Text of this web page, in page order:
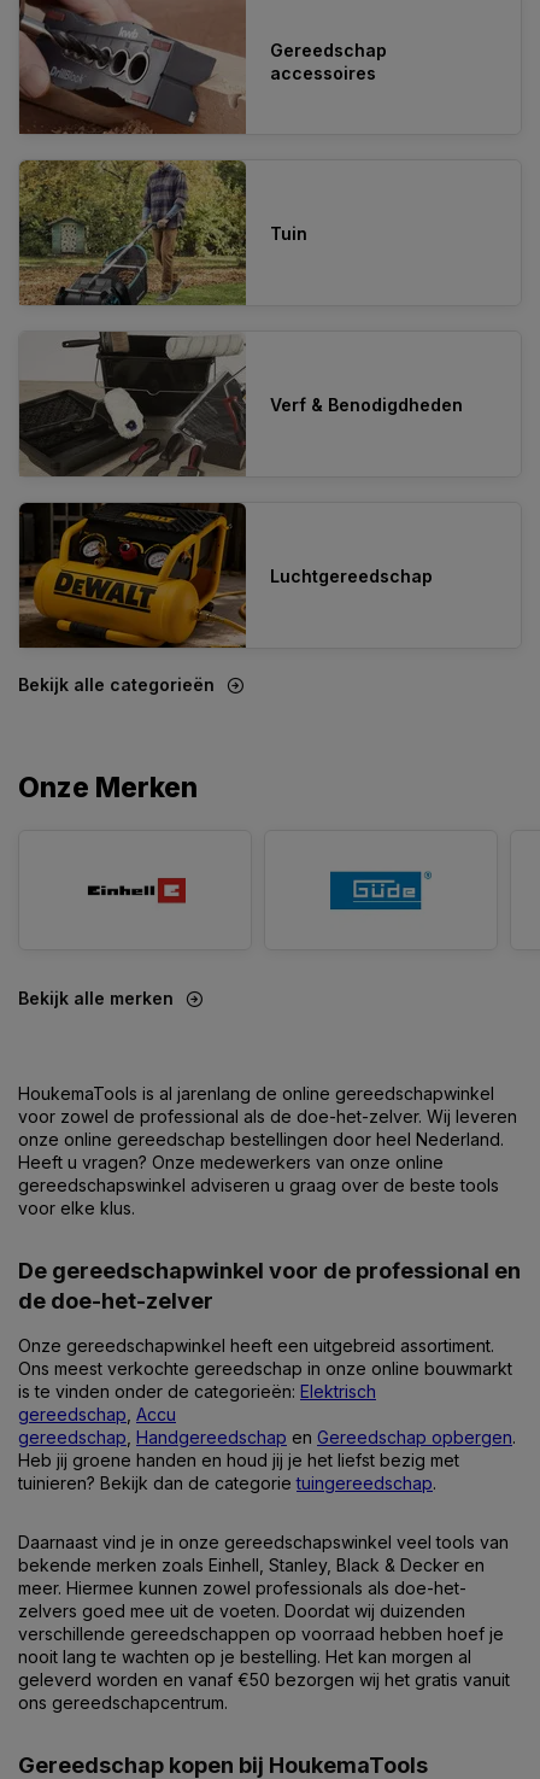
Gereedschap
accessoires
Tuin
Verf & Benodigdheden
Luchtgereedschap
Bekijk alle categorieën
Onze Merken
Bekijk alle merken
HoukemaTools is al jarenlang de online gereedschapwinkel
voor zowel de professional als de doe-het-zelver. Wij leveren
onze online gereedschap bestellingen door heel Nederland.
Heeft u vragen? Onze medewerkers van onze online
gereedschapswinkel adviseren u graag over de beste tools
voor elke klus.
De gereedschapwinkel voor de professional en
de doe-het-zelver
Onze gereedschapwinkel heeft een uitgebreid assortiment.
Ons meest verkochte gereedschap in onze online bouwmarkt
is te vinden onder de categorieën: Elektrisch
gereedschap Accu
gereedschap Handgereedschap en Gereedschap opbergen.
Heb jij groene handen en houd jij je het liefst bezig met
tuinieren? Bekijk dan de categorietuingereedschap.
Daarnaast vind je in onze gereedschapswinkel veel tools van
bekende merken zoals Einhell, Stanley, Black & Decker en
meer. Hiermee kunnen zowel professionals als doe-het-
zelvers goed mee uit de voeten. Doordat wij duizenden
verschillende gereedschappen op voorraad hebben hoef je
nooit lang te wachten op je bestelling. Het kan morgen al
geleverd worden en vanaf €50 bezorgen wij het gratis vanuit
ons gereedschapcentrum.
Gereedschap kopen bij HoukemaTools